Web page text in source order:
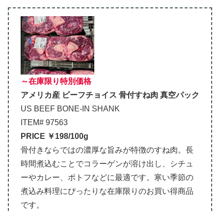
～在庫限り特別価格
アメリカ産 ビーフチョイス 骨付すね肉 真空パック
US BEEF BONE-IN SHANK
ITEM# 97563
PRICE ￥198/100g
骨付きならではの濃厚な旨みが特徴のすね肉。長
時間煮込むことでコラーゲンが溶け出し、シチュ
ーやカレー、ポトフなどに最適です。寒い季節の
煮込み料理にぴったりな在庫限りのお買い得商品
です。